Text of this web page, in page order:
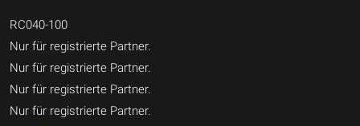
RC040-100
Nur für registrierte Partner.
Nur für registrierte Partner.
Nur für registrierte Partner.
Nur für registrierte Partner.